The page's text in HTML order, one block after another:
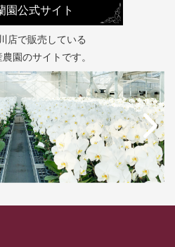
園公式サイト
店で販売している
園のサイトです。